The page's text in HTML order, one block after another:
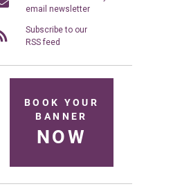
email newsletter
Subscribe to our
RSS feed
BOOK YOUR
BANNER
NOW